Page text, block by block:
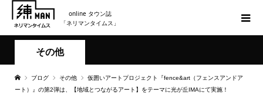
online タウン誌
「ネリマンタイムス」
その他
ブログ その他
仮囲いアートプロジェクト『fence&art（フェンスアンドア
ート）』の第2弾は、【地域とつながるアート】をテーマに光が丘IMAにて実施！